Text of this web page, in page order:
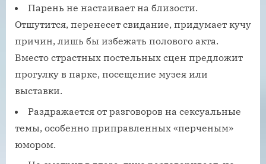
Парень не настаивает на близости.
Отшутится, перенесет свидание, придумает кучу
причин, лишь бы избежать полового акта.
Вместо страстных постельных сцен предложит
прогулку в парке, посещение музея или
выставки.
Раздражается от разговоров на сексуальные
темы, особенно приправленных «перченым»
юмором.